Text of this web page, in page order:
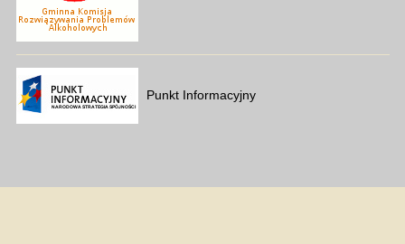
Punkt Informacyjny